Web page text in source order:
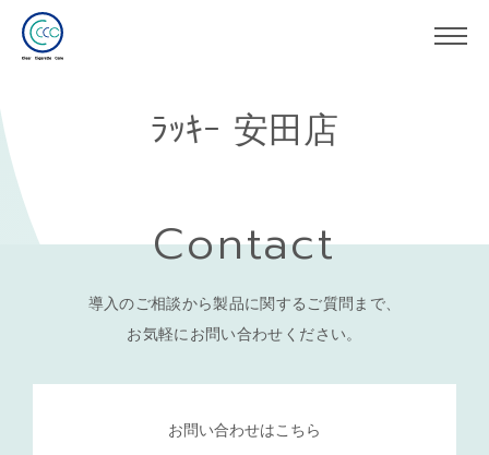
ﾗｯｷｰ 安田店
Contact
導入のご相談から製品に関するご質問まで、
お気軽にお問い合わせください。
お問い合わせはこちら